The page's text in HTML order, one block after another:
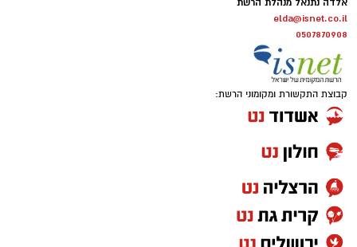
elda@isnet.co.il
0507870908
קבוצת התקשורת ומקומוני הרשת: